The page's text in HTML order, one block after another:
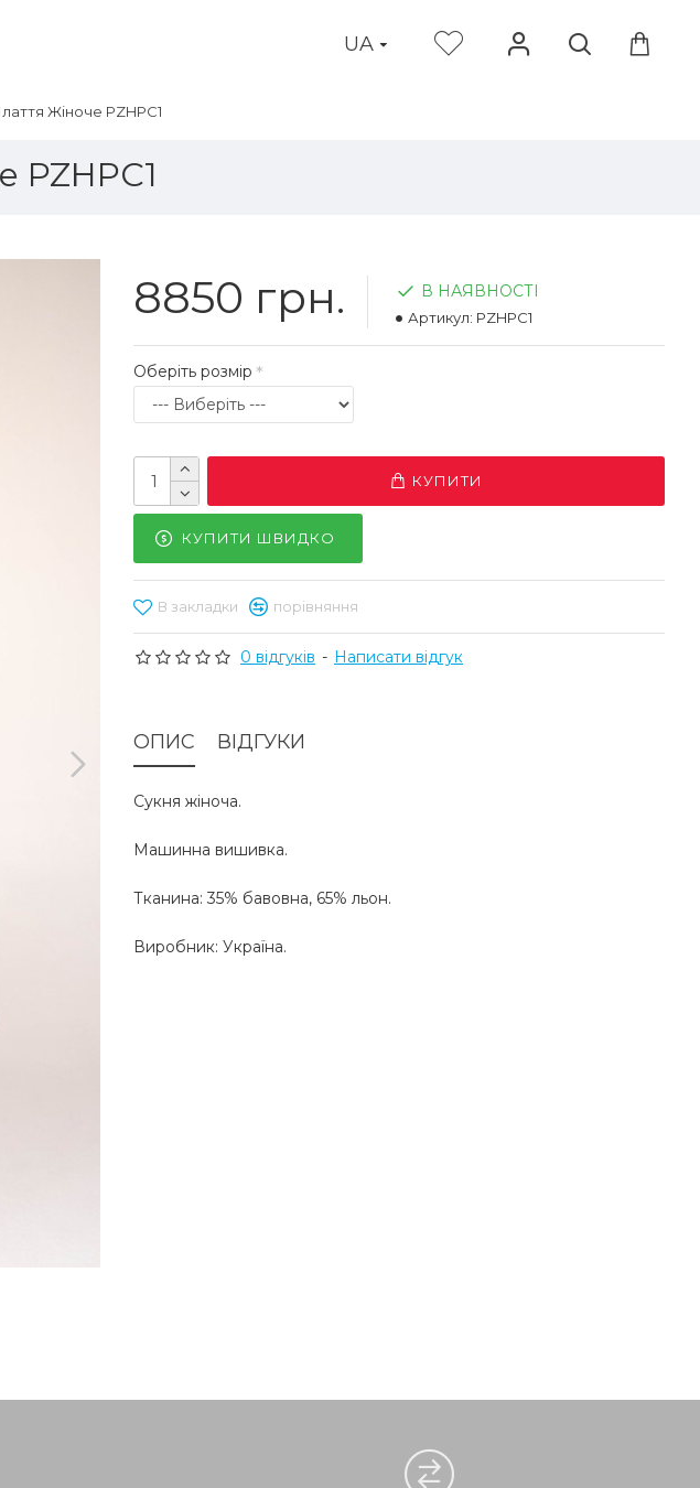
UA
Жіноче PZHPC1
PZHPC1
0 відгуків - Написати відгук
8850 грн. В НАЯВНОСТІ
Артикул: PZHPC1
Оберіть розмір
КУПИТИ
КУПИТИ ШВИДКО
В закладки порівняння
ОПИС ВІДГУКИ
Сукня жіноча.
Машинна вишивка.
Тканина: 35% бавовна, 65% льон.
Виробник: Україна.